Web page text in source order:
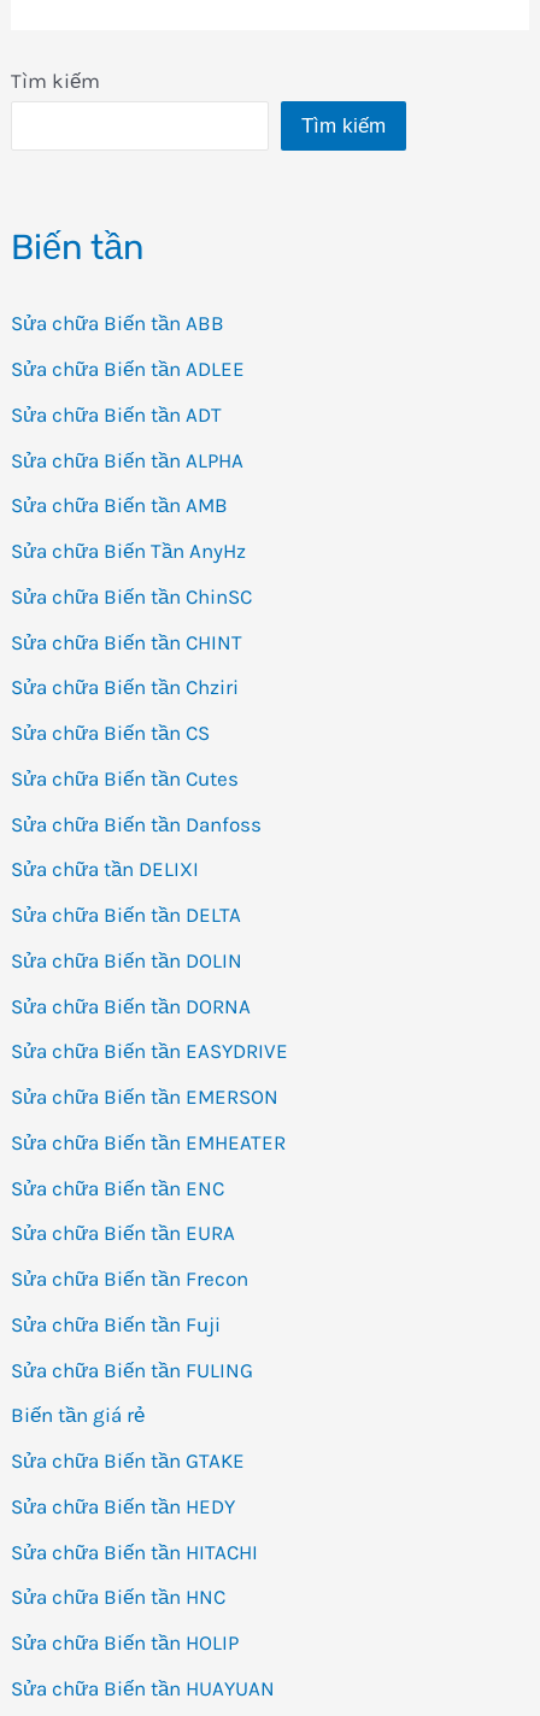
Tìm kiếm
Tìm kiếm
Biến tần
Sửa chữa Biến tần ABB
Sửa chữa Biến tần ADLEE
Sửa chữa Biến tần ADT
Sửa chữa Biến tần ALPHA
Sửa chữa Biến tần AMB
Sửa chữa Biến Tần AnyHz
Sửa chữa Biến tần ChinSC
Sửa chữa Biến tần CHINT
Sửa chữa Biến tần Chziri
Sửa chữa Biến tần CS
Sửa chữa Biến tần Cutes
Sửa chữa Biến tần Danfoss
Sửa chữa tần DELIXI
Sửa chữa Biến tần DELTA
Sửa chữa Biến tần DOLIN
Sửa chữa Biến tần DORNA
Sửa chữa Biến tần EASYDRIVE
Sửa chữa Biến tần EMERSON
Sửa chữa Biến tần EMHEATER
Sửa chữa Biến tần ENC
Sửa chữa Biến tần EURA
Sửa chữa Biến tần Frecon
Sửa chữa Biến tần Fuji
Sửa chữa Biến tần FULING
Biến tần giá rẻ
Sửa chữa Biến tần GTAKE
Sửa chữa Biến tần HEDY
Sửa chữa Biến tần HITACHI
Sửa chữa Biến tần HNC
Sửa chữa Biến tần HOLIP
Sửa chữa Biến tần HUAYUAN